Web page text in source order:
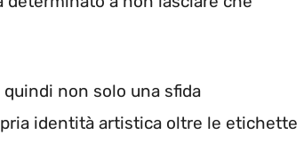
quindi non solo una sfida
identità artistica oltre le etichette